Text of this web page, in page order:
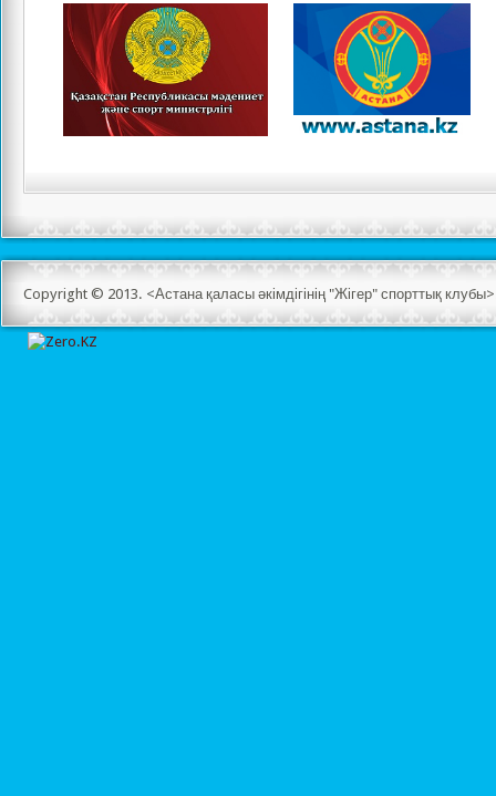
Copyright © 2013. <Астана қаласы әкімдігінің "Жігер" спорттық